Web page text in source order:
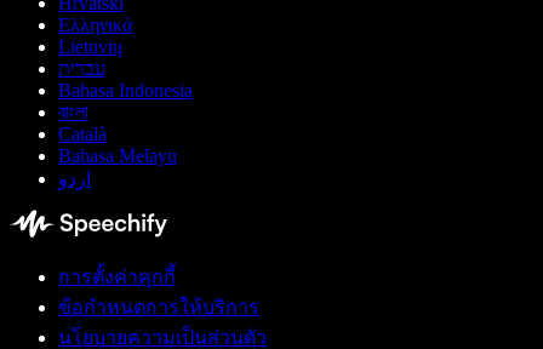
Ελληνικά
Lietuvių
עברית
Bahasa Indonesia
বাংলা
Català
Bahasa Melayu
اردو
การตั้งค่าคุกกี้
ข้อกำหนดการให้บริการ
นโยบายความเป็นส่วนตัว